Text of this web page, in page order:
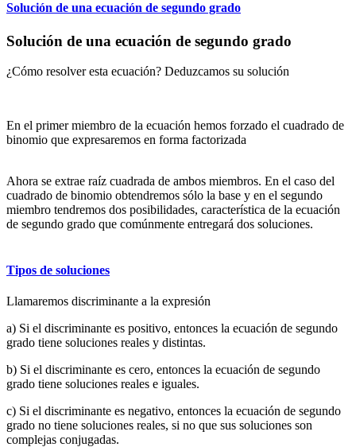
Solución de una ecuación de segundo grado
Solución de una ecuación de segundo grado
¿Cómo resolver esta ecuación? Deduzcamos su solución
En el primer miembro de la ecuación hemos forzado el cuadrado de
binomio que expresaremos en forma factorizada
Ahora se extrae raíz cuadrada de ambos miembros. En el caso del
cuadrado de binomio obtendremos sólo la base y en el segundo
miembro tendremos dos posibilidades, característica de la ecuación
de segundo grado que comúnmente entregará dos soluciones.
Tipos de soluciones
Llamaremos discriminante a la expresión
a) Si el discriminante es positivo, entonces la ecuación de segundo
grado tiene soluciones reales y distintas.
b) Si el discriminante es cero, entonces la ecuación de segundo
grado tiene soluciones reales e iguales.
c) Si el discriminante es negativo, entonces la ecuación de segundo
grado no tiene soluciones reales, si no que sus soluciones son
complejas conjugadas.